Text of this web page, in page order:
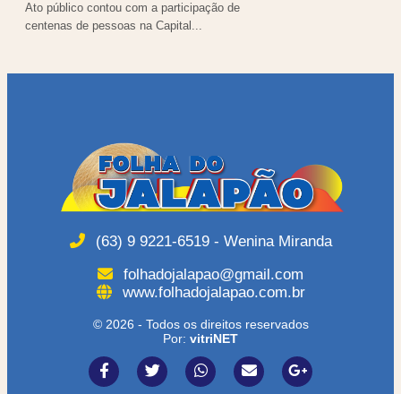
Ato público contou com a participação de
centenas de pessoas na Capital...
(63) 9 9221-6519 - Wenina Miranda
folhadojalapao@gmail.com
www.folhadojalapao.com.br
© 2026 - Todos os direitos reservados
Por: vitriNET